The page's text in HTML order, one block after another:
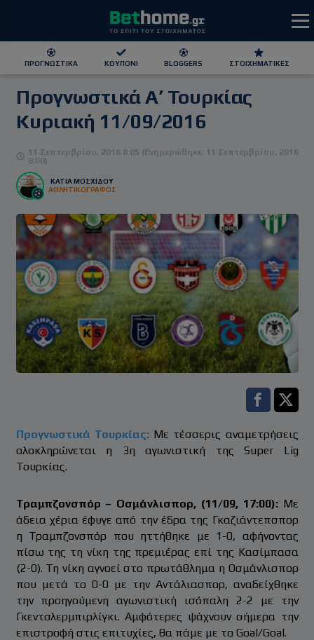
ΠΡΟΓΝΩΣΤΙΚΆ ΚΟΥΠΌΝΙ BLOGGERS ΣΤΟΙΧΗΜΑΤΙΚΕΣ
Προγνωστικά Α’ Τουρκίας
Κυριακή 11/09/2016
11 Σεπτεμβρίου, 2016 8:05 (Ενημερώθηκε: 11 Σεπτεμβρίου, 2016
8:00)
ΚΆΤΙΑ ΜΟΣΧΊΔΟΥ
ΑΘΛΗΤΙΚΟΓΡΑΦΟΣ
Facebook
Προγνωστικά Τουρκίας: Με τέσσερις αναμετρήσεις
ολοκληρώνεται η 3η αγωνιστική της Super Lig
Τουρκίας.
Τραμπζονσπόρ – Οσμάνλισπορ, (11/09, 17:00):Με
άδεια χέρια έφυγε από την έδρα της Γκαζιάντεπσπορ
η Τραμπζονσπόρ που ηττήθηκε με 1-0, αφήνοντας
πίσω της τη νίκη της πρεμιέρας επί της Κασίμπασα
(2-0). Τη νίκη αγνοεί στο πρωτάθλημα η Οσμάνλισπορ
που μετά το 0-0 με την Αντάλιασπορ, αναδείχθηκε
την προηγούμενη αγωνιστική ισόπαλη 2-2 με την
Γκεντσλερμπιρλίγκι. Αμφότερες ψάχνουν σήμερα την
επιστροφή στις επιτυχίες, θα πάμε με το Goal/Goal.